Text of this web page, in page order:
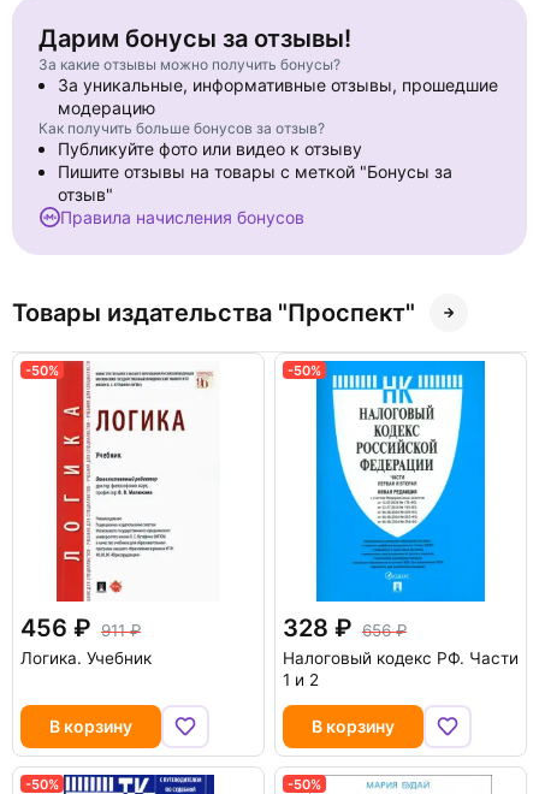
Дарим бонусы за отзывы!
За какие отзывы можно получить бонусы?
За уникальные, информативные отзывы, прошедшие
модерацию
Как получить больше бонусов за отзыв?
Публикуйте фото или видео к отзыву
Пишите отзывы на товары с меткой "Бонусы за
отзыв"
Правила начисления бонусов
Товары издательства "Проспект"
-50%
456
911
Логика. Учебник
В корзину
-50%
328
656
Налоговый кодекс РФ. Части
1 и 2
В корзину
-50% -50%